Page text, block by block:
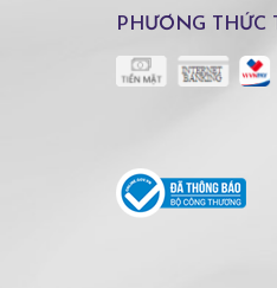
PHƯƠNG THỨC